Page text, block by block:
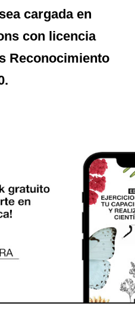
cargada en
con licencia
Reconocimiento